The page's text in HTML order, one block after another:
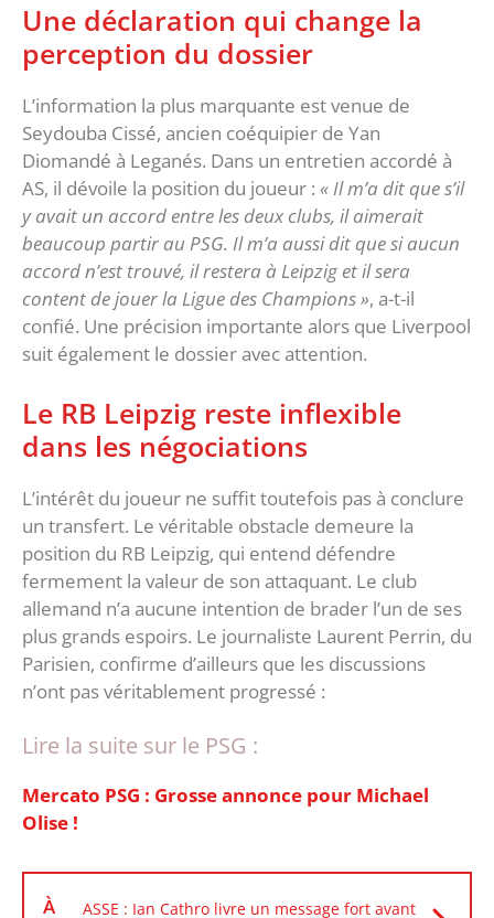
‎Une déclaration qui change la
perception du dossier
‎L’information la plus marquante est venue de
Seydouba Cissé, ancien coéquipier de Yan
Diomandé à Leganés. Dans un entretien accordé à
AS, il dévoile la position du joueur : « Il m’a dit que s’il
y avait un accord entre les deux clubs, il aimerait
beaucoup partir au PSG. Il m’a aussi dit que si aucun
accord n’est trouvé, il restera à Leipzig et il sera
content de jouer la Ligue des Champions », a-t-il
confié. Une précision importante alors que Liverpool
suit également le dossier avec attention.
‎Le RB Leipzig reste inflexible
dans les négociations
‎L’intérêt du joueur ne suffit toutefois pas à conclure
un transfert. Le véritable obstacle demeure la
position du RB Leipzig, qui entend défendre
fermement la valeur de son attaquant. Le club
allemand n’a aucune intention de brader l’un de ses
plus grands espoirs. ‎Le journaliste Laurent Perrin, du
Parisien, confirme d’ailleurs que les discussions
n’ont pas véritablement progressé :
Lire la suite sur le PSG :
Mercato PSG : Grosse annonce pour Michael
Olise !
À ASSE : Ian Cathro livre un message fort avant